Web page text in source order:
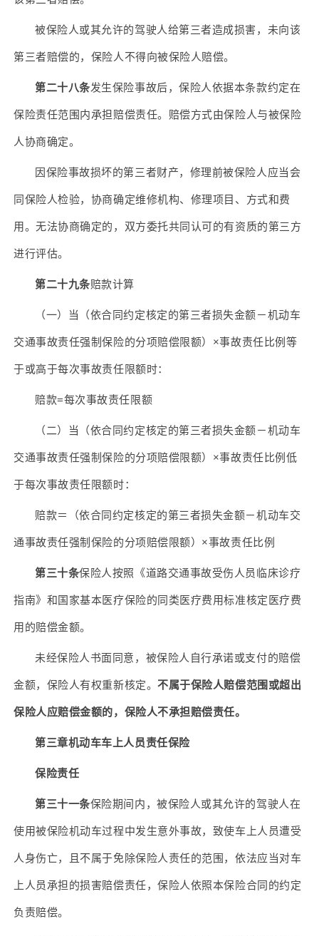
被保险人或其允许的驾驶人给第三者造成损害，未向该
第三者赔偿的，保险人不得向被保险人赔偿。
第二十八条发生保险事故后，保险人依据本条款约定在
保险责任范围内承担赔偿责任。赔偿方式由保险人与被保险
人协商确定。
因保险事故损坏的第三者财产，修理前被保险人应当会
同保险人检验，协商确定维修机构、修理项目、方式和费
用。无法协商确定的，双方委托共同认可的有资质的第三方
进行评估。
第二十九条赔款计算
（一）当（依合同约定核定的第三者损失金额－机动车
交通事故责任强制保险的分项赔偿限额）×事故责任比例等
于或高于每次事故责任限额时：
赔款=每次事故责任限额
（二）当（依合同约定核定的第三者损失金额－机动车
交通事故责任强制保险的分项赔偿限额）×事故责任比例低
于每次事故责任限额时：
赔款＝（依合同约定核定的第三者损失金额－机动车交
通事故责任强制保险的分项赔偿限额）×事故责任比例
第三十条保险人按照《道路交通事故受伤人员临床诊疗
指南》和国家基本医疗保险的同类医疗费用标准核定医疗费
用的赔偿金额。
未经保险人书面同意，被保险人自行承诺或支付的赔偿
金额，保险人有权重新核定。不属于保险人赔偿范围或超出
保险人应赔偿金额的，保险人不承担赔偿责任。
第三章机动车车上人员责任保险
保险责任
第三十一条保险期间内，被保险人或其允许的驾驶人在
使用被保险机动车过程中发生意外事故，致使车上人员遭受
人身伤亡，且不属于免除保险人责任的范围，依法应当对车
上人员承担的损害赔偿责任，保险人依照本保险合同的约定
负责赔偿。